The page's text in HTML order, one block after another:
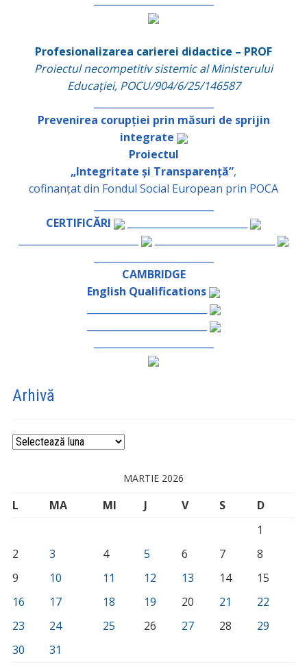
Profesionalizarea carierei didactice – PROF
Proiectul necompetitiv sistemic al Ministerului
Educației, POCU/904/6/25/146587
Prevenirea corupției prin măsuri de sprijin
integrate
Proiectul
„Integritate și Transparență”,
cofinanțat din Fondul Social European prin POCA
CERTIFICĂRI
CAMBRIDGE
English Qualifications
Arhivă
Arhivă
MARTIE 2026
L MA MI J V S
D
1
2
3 4 5 6 7
8
9
10 11 12 13 14
15
16
17 18 19 20 21
22
23
24 25 26 27 28
29
30
31